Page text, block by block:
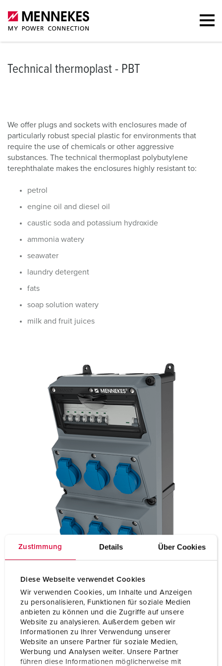
Zustimmung Details Über Cookies
Diese Webseite verwendet Cookies
Wir verwenden Cookies, um Inhalte und Anzeigen
zu personalisieren, Funktionen für soziale Medien
anbieten zu können und die Zugriffe auf unsere
Website zu analysieren. Außerdem geben wir
Informationen zu Ihrer Verwendung unserer
Website an unsere Partner für soziale Medien,
Werbung und Analysen weiter. Unsere Partner
führen diese Informationen möglicherweise mit
Technical thermoplast - PBT
We offer plugs and sockets with enclosures made of
particularly robust special plastic for environments that
require the use of chemicals or other aggressive
substances. The technical thermoplast polybutylene
terephthalate makes the enclosures highly resistant to:
petrol
engine oil and diesel oil
caustic soda and potassium hydroxide
ammonia watery
seawater
laundry detergent
fats
soap solution watery
milk and fruit juices